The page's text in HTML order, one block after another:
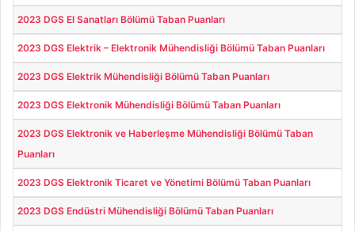
2023 DGS El Sanatları Bölümü Taban Puanları
2023 DGS Elektrik – Elektronik Mühendisliği Bölümü Taban Puanları
2023 DGS Elektrik Mühendisliği Bölümü Taban Puanları
2023 DGS Elektronik Mühendisliği Bölümü Taban Puanları
2023 DGS Elektronik ve Haberleşme Mühendisliği Bölümü Taban
Puanları
2023 DGS Elektronik Ticaret ve Yönetimi Bölümü Taban Puanları
2023 DGS Endüstri Mühendisliği Bölümü Taban Puanları